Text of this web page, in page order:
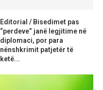
Editorial / Bisedimet pas
“perdeve” janë legjitime në
diplomaci, por para
nënshkrimit patjetër të
ketë...